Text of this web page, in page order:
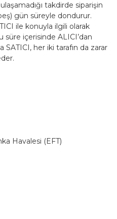
takdirde siparişin
gün süreyle dondurur.
ile konuyla ilgili olarak
içerisinde ALICI’dan
SATICI, her iki tarafın da zarar
Havalesi (EFT)